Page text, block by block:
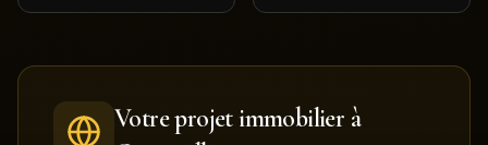
Votre projet immobilier à